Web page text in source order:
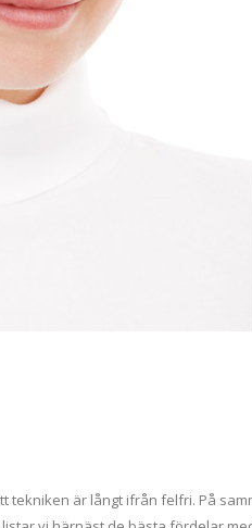
tekniken är långt ifrån felfri. På